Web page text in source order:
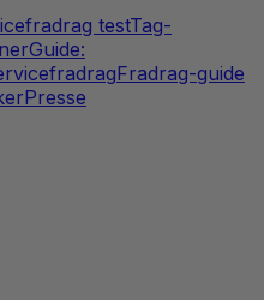
testTag-
Guide:
Fradrag-guide
Presse